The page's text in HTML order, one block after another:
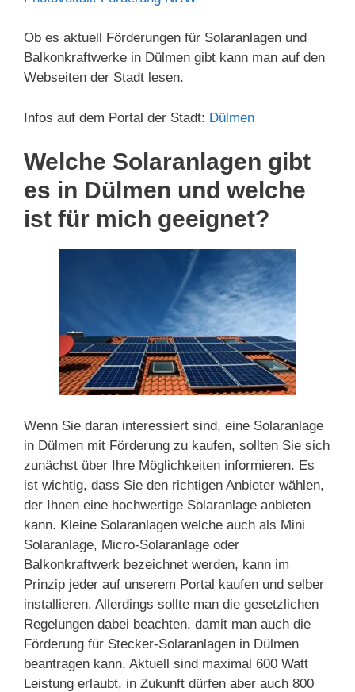
Ob es aktuell Förderungen für Solaranlagen und
Balkonkraftwerke in Dülmen gibt kann man auf den
Webseiten der Stadt lesen.
Infos auf dem Portal der Stadt: Dülmen
Welche Solaranlagen gibt
es in Dülmen und welche
ist für mich geeignet?
Wenn Sie daran interessiert sind, eine Solaranlage
in Dülmen mit Förderung zu kaufen, sollten Sie sich
zunächst über Ihre Möglichkeiten informieren. Es
ist wichtig, dass Sie den richtigen Anbieter wählen,
der Ihnen eine hochwertige Solaranlage anbieten
kann. Kleine Solaranlagen welche auch als Mini
Solaranlage, Micro-Solaranlage oder
Balkonkraftwerk bezeichnet werden, kann im
Prinzip jeder auf unserem Portal kaufen und selber
installieren. Allerdings sollte man die gesetzlichen
Regelungen dabei beachten, damit man auch die
Förderung für Stecker-Solaranlagen in Dülmen
beantragen kann. Aktuell sind maximal 600 Watt
Leistung erlaubt, in Zukunft dürfen aber auch 800